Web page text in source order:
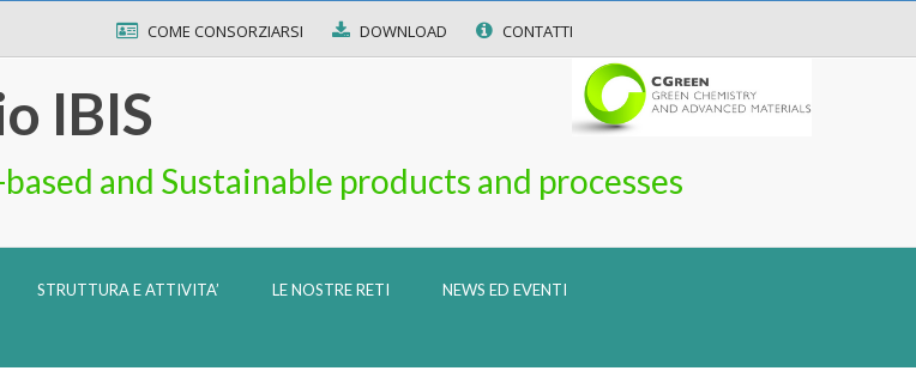
COME CONSORZIARSI DOWNLOAD CONTATTI
IBIS
and Sustainable products and processes
STRUTTURA E ATTIVITA’ LE NOSTRE RETI
NEWS ED EVENTI